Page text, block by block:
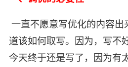
一直不愿意写优化的内容
道该如何取写。因为，写不
今天终于还是写了，因为有